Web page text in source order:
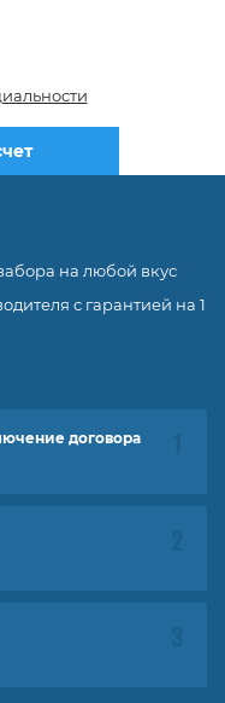
на любой вкус
с гарантией на 1
договора